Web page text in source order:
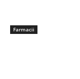
Farmacii